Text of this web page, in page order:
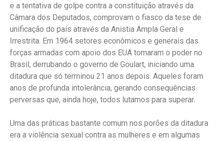
e a tentativa de golpe contra a constituição através da
Câmara dos Deputados, comprovam o fiasco da tese de
unificação do país através da Anistia Ampla Geral e
Irrestrita. Em 1964 setores econômicos e generais das
forças armadas com apoio dos EUA tomaram o poder no
Brasil, derrubando o governo de Goulart, iniciando uma
ditadura que só terminou 21 anos depois. Aqueles foram
anos de profunda intolerância, gerando consequências
perversas que, ainda hoje, todos lutamos para superar.
Uma das práticas bastante comum nos porões da ditadura
era a violência sexual contra as mulheres e em algumas